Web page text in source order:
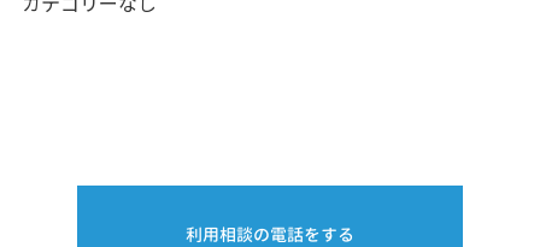
利用相談の電話をする